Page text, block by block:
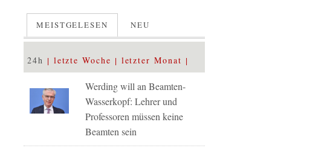
MEISTGELESEN NEU
24h letzte Woche letzter Monat
Werding will an Beamten-
Wasserkopf: Lehrer und
Professoren müssen keine
Beamten sein